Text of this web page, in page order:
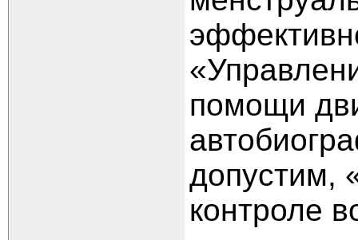
помощи
допустим,
контроле